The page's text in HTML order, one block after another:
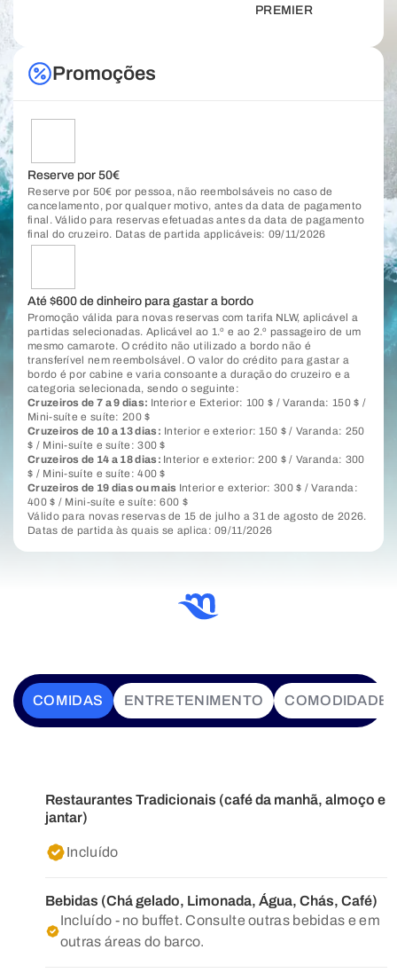
PREMIER
Promoções
Reserve por 50€
Reserve por 50€ por pessoa, não reembolsáveis no caso de
cancelamento, por qualquer motivo, antes da data de pagamento
final. Válido para reservas efetuadas antes da data de pagamento
final do cruzeiro. Datas de partida applicáveis: 09/11/2026
Até $600 de dinheiro para gastar a bordo
Promoção válida para novas reservas com tarifa NLW, aplicável a
partidas selecionadas. Aplicável ao 1.º e ao 2.º passageiro de um
mesmo camarote. O crédito não utilizado a bordo não é
transferível nem reembolsável. O valor do crédito para gastar a
bordo é por cabine e varia consoante a duração do cruzeiro e a
categoria selecionada, sendo o seguinte:
Cruzeiros de 7 a 9 dias: Interior e Exterior: 100 $ / Varanda: 150 $ /
Mini-suíte e suíte: 200 $
Cruzeiros de 10 a 13 dias: Interior e exterior: 150 $ / Varanda: 250
$ / Mini-suíte e suíte: 300 $
Cruzeiros de 14 a 18 dias: Interior e exterior: 200 $ / Varanda: 300
$ / Mini-suíte e suíte: 400 $
Cruzeiros de 19 dias ou mais Interior e exterior: 300 $ / Varanda:
400 $ / Mini-suíte e suíte: 600 $
Válido para novas reservas de 15 de julho a 31 de agosto de 2026.
Datas de partida às quais se aplica: 09/11/2026
COMIDAS ENTRETENIMENTO
Restaurantes Tradicionais (café da manhã, almoço e
jantar)
Incluído
Bebidas (Chá gelado, Limonada, Água, Chás, Café)
Incluído - no buffet. Consulte outras bebidas e em
outras áreas do barco.